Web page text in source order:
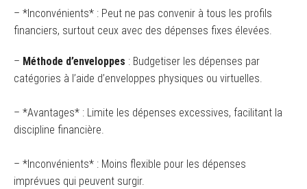
– *Inconvénients* : Peut ne pas convenir à tous les profils
financiers, surtout ceux avec des dépenses fixes élevées.
– Méthode d’enveloppes : Budgetiser les dépenses par
catégories à l’aide d’enveloppes physiques ou virtuelles.
– *Avantages* : Limite les dépenses excessives, facilitant la
discipline financière.
– *Inconvénients* : Moins flexible pour les dépenses
imprévues qui peuvent surgir.